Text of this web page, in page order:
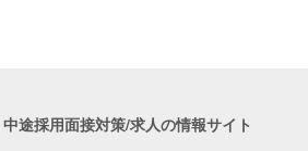
途採用面接対策/求人の情報サイト